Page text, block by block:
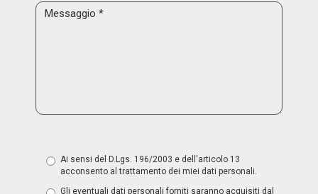
Ai sensi del D.Lgs. 196/2003 e dell'articolo 13
acconsento al trattamento dei miei dati personali.
Gli eventuali dati personali forniti saranno acquisiti dal